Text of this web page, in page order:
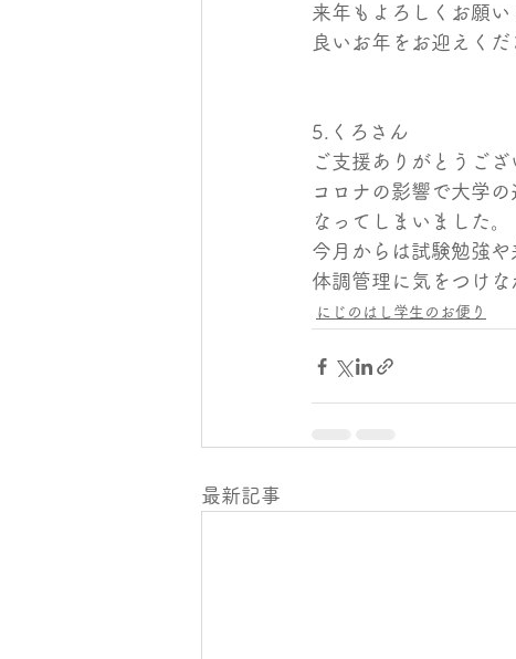
来年もよろしくお願い
良いお年をお迎えくだ
5.くろさん
ご支援ありがとうござ
コロナの影響で大学
なってしまいました。
今月からは試験勉強
体調管理に気をつけな
にじのはし学生のお便り
最新記事